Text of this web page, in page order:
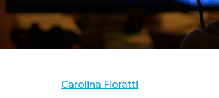
Carolina Fioratti